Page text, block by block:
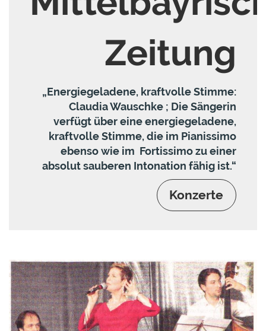
Zeitung
„Energiegeladene, kraftvolle Stimme:
Claudia Wauschke ; Die Sängerin
verfügt über eine energiegeladene,
kraftvolle Stimme, die im Pianissimo
ebenso wie im Fortissimo zu einer
absolut sauberen Intonation fähig ist.“
Konzerte